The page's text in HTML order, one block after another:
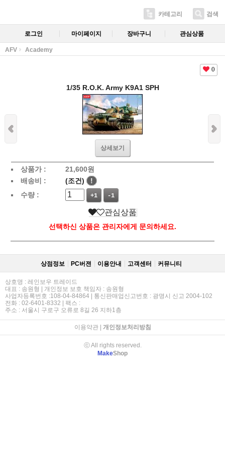
카테고리 검색
로그인 마이페이지 장바구니 관심상품
AFV Academy
0
1/35 R.O.K. Army K9A1 SPH
상세보기
상품가 : 21,600원
배송비 :
(조건)
!
수량 :
+1 -1
관심상품
선택하신 상품은 관리자에게 문의하세요.
상점정보 PC버젼 이용안내 고객센터 커뮤니티
상호명 : 레인보우 트레이드
대표 : 송원형 | 개인정보 보호 책임자 : 송원형
사업자등록번호 :108-04-84864 | 통신판매업신고번호 : 광명시 신고 2004-102
전화 : 02-6401-8332 | 팩스 :
주소 : 서울시 구로구 오류로 8길 26 지하1층
이용약관| 개인정보처리방침
ⓒ All rights reserved.
MakeShop